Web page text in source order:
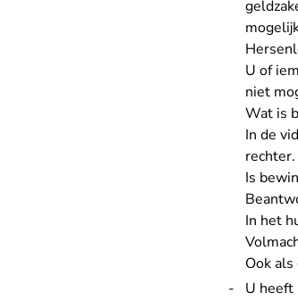
U of
niet
Wat is
In de
rechter.
Is
In het
Ook als
U heeft